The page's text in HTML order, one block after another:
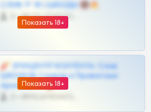
Показать 18+
СЛИВ ТГ 18 | ШКОДЫ 🔞🔥
0 •
Показать 18+
🧨 ЭПИЦЕНТР КОНТЕНТА: Слив
ШКОДОВ Сливов и Приватных
Архивов ТГ 🔞💎